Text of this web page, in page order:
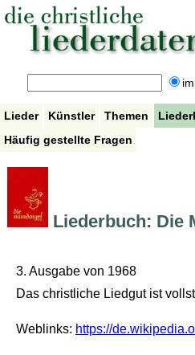
Lieder Künstler Themen
Häufig gestellte Fragen
Liederbuch: Die
3. Ausgabe von 1968
Das christliche Liedgut ist
Weblinks: https://